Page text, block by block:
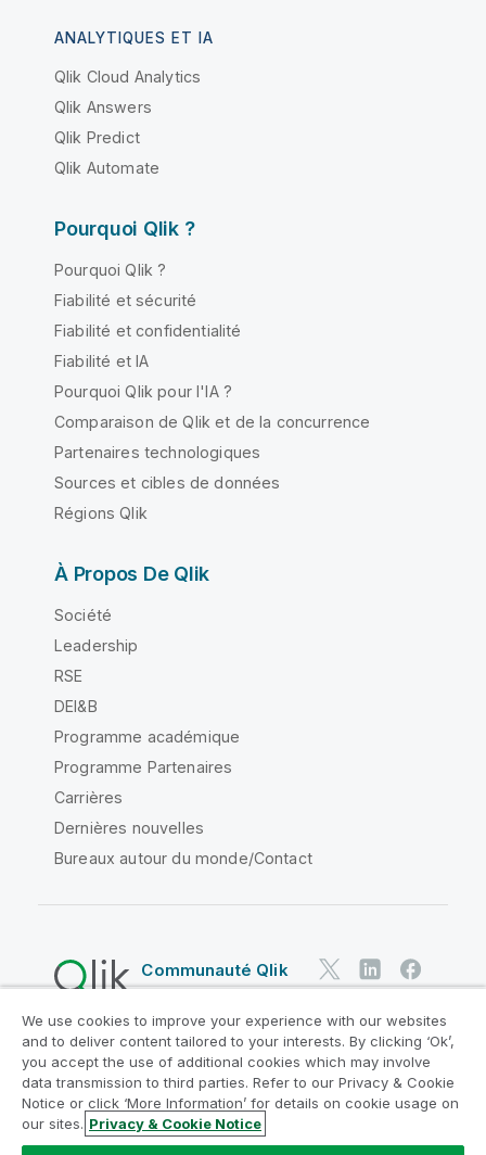
ANALYTIQUES ET IA
Qlik Cloud Analytics
Qlik Answers
Qlik Predict
Qlik Automate
Pourquoi Qlik ?
Pourquoi Qlik ?
Fiabilité et sécurité
Fiabilité et confidentialité
Fiabilité et IA
Pourquoi Qlik pour l'IA ?
Comparaison de Qlik et de la concurrence
Partenaires technologiques
Sources et cibles de données
Régions Qlik
À Propos De Qlik
Société
Leadership
RSE
DEI&B
Programme académique
Programme Partenaires
Carrières
Dernières nouvelles
Bureaux autour du monde/Contact
Communauté Qlik
Contrats juridiques
Conditions d'utilisation des produits
Legal Policies
Conditions légales
Conditions d'utilisation
Marques
Do Not Share My Info
We use cookies to improve your experience with our websites
and to deliver content tailored to your interests. By clicking ‘Ok’,
you accept the use of additional cookies which may involve
data transmission to third parties. Refer to our Privacy & Cookie
Notice or click ‘More Information’ for details on cookie usage on
our sites. Privacy & Cookie Notice